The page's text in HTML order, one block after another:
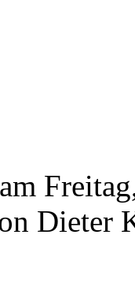
Dieter